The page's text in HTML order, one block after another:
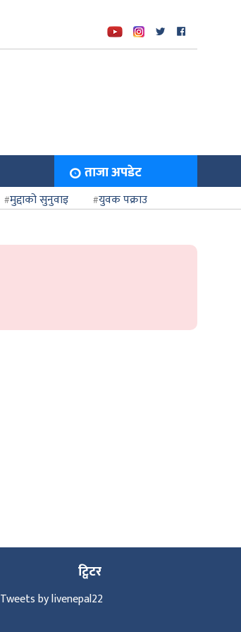
ताजा अपडेट
मुद्दाको सुनुवाइ
युवक पक्राउ
ट्विटर
Tweets by livenepal22